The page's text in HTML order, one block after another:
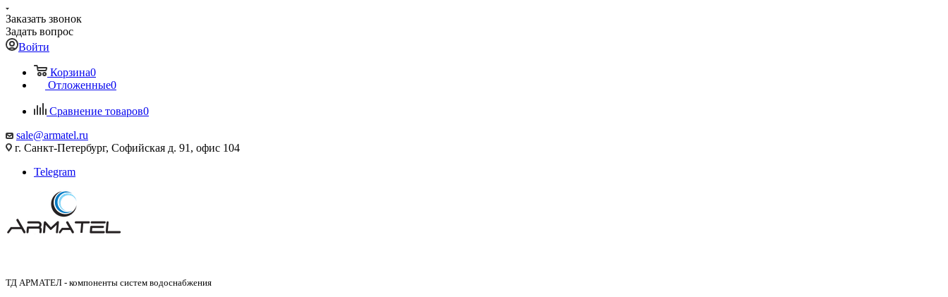
Заказать звонок
Задать вопрос
Войти
Корзина0
Отложенные0
Сравнение товаров0
sale@armatel.ru
г. Санкт-Петербург, Софийская д. 91, офис 104
Telegram
ТД АРМАТЕЛ - компоненты систем водоснабжения